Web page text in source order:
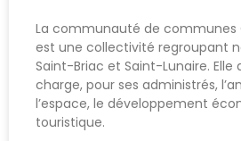
La communauté de communes
est une collectivité regroupant
Saint-Briac et Saint-Lunaire.
charge, pour ses administrés,
l’espace, le développement
touristique.